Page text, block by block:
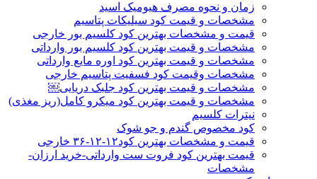
زمان و نحوه مصرف هیومیک اسید
مشخصات و قیمت کود سیلیکات پتاسیم
قیمت و مشخصات بهترین کود کلسیم بور خارجی
مشخصات و قیمت بهترین کود کلسیم بور وارداتی
مشخصات و قیمت بهترین کود اوره مایع وارداتی
مشخصات وقیمت کود فسفیت پتاسیم خارجی
مشخصات و قیمت بهترین کود جلبک دریایی￼
مشخصات و قیمت بهترین کود میکرو کامل(ریز مغذی)
نیترات کلسیم
کود مخصوص گندم و جو شوک
قیمت و مشخصات بهترین کود۱۲-۱۲-۳۶ خارجی
قیمت بهترین کود فروت ست وارداتی-خرید ارزان-
مشخصات